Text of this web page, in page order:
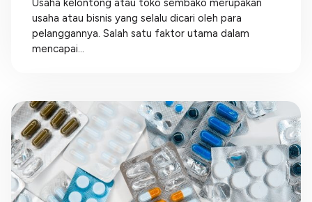
Usaha kelontong atau toko sembako merupakan
usaha atau bisnis yang selalu dicari oleh para
pelanggannya. Salah satu faktor utama dalam
mencapai...